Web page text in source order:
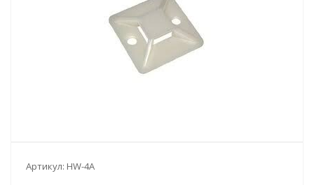
Артикул: HW-4A